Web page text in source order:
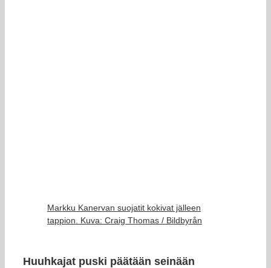
Markku Kanervan suojatit kokivat jälleen
tappion. Kuva: Craig Thomas / Bildbyrån
Huuhkajat puski päätään seinään